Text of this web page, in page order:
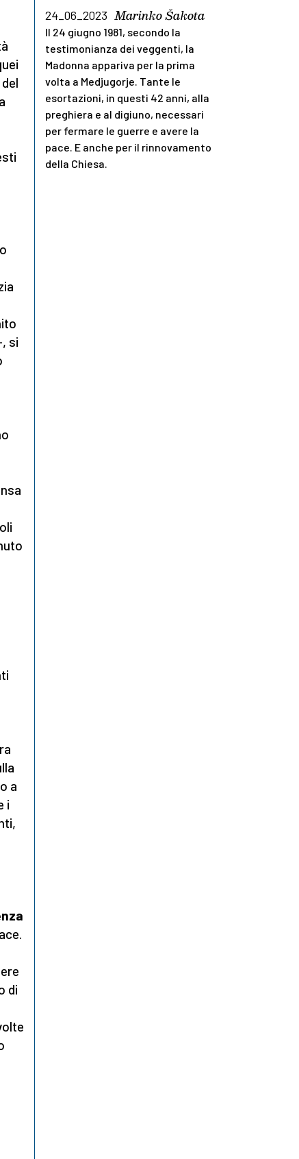
si
a
i
di
24_06_2023 Marinko Šakota
Il 24 giugno 1981, secondo la
testimonianza dei veggenti, la
Madonna appariva per la prima
volta a Medjugorje. Tante le
esortazioni, in questi 42 anni, alla
preghiera e al digiuno, necessari
per fermare le guerre e avere la
pace. E anche per il rinnovamento
della Chiesa.